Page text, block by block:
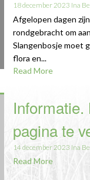
18 december 2023 Ina
Afgelopen dagen
rondgebracht om
Slangenbosje moet
flora en...
Read More
pagina te
14 december 2023 Ina
Read More